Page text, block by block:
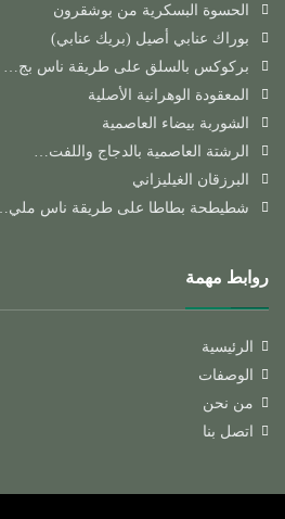
الحسوة البسكرية من بوشقرون
بوراك عنابي أصيل (بريك عنابي)
بركوكس بالسلق على طريقة ناس بج…
المعقودة الوهرانية الأصلية
الشوربة بيضاء العاصمية
الرشتة العاصمية بالدجاج واللفت…
البرزقان الغيليزاني
شطيطحة بطاطا على طريقة ناس ملي…
روابط مهمة
الرئيسية
الوصفات
من نحن
اتصل بنا